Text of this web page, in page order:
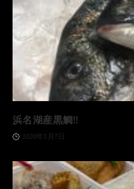
浜名湖産黒鯛‼️
2020年3月7日